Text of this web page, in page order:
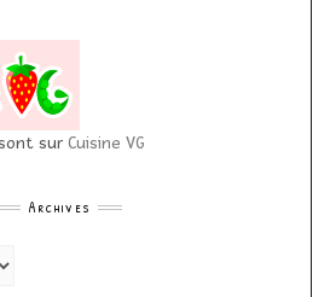
sur Cuisine VG
Archives